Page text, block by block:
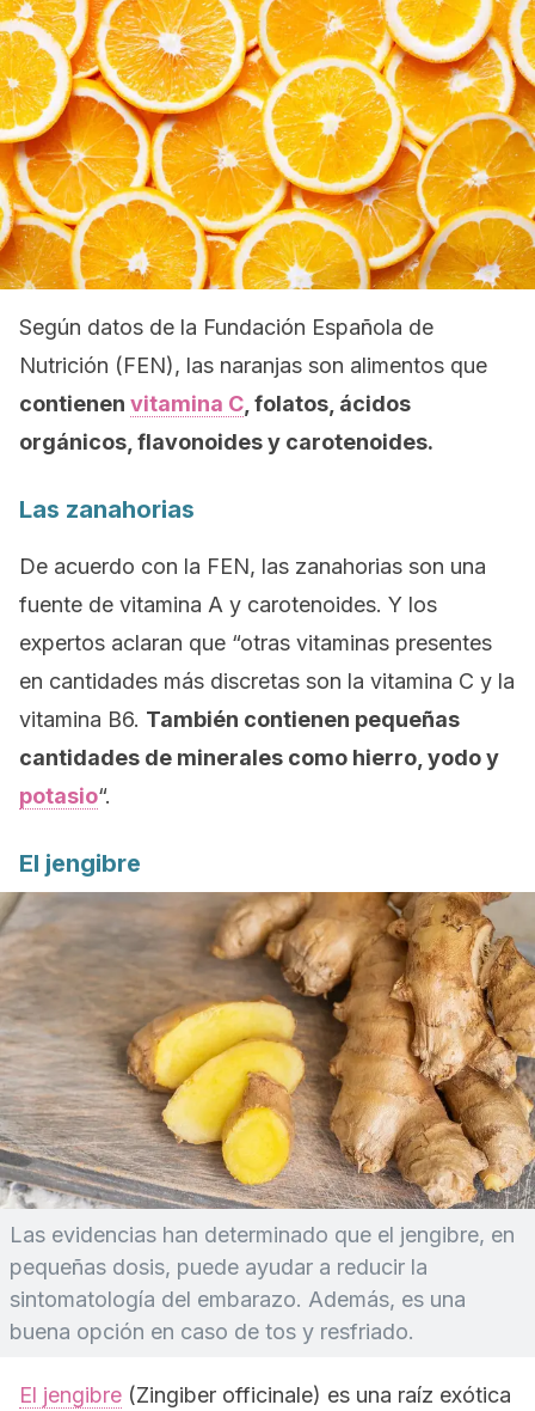
Según datos de la Fundación Española de
Nutrición (FEN), las naranjas son alimentos que
contienen vitamina C , folatos, ácidos
orgánicos, flavonoides y carotenoides.
Las zanahorias
De acuerdo con la FEN, las zanahorias son una
fuente de vitamina A y carotenoides. Y los
expertos aclaran que “otras vitaminas presentes
en cantidades más discretas son la vitamina C y la
vitamina B6. También contienen pequeñas
cantidades de minerales como hierro, yodo y
potasio“.
El jengibre
Las evidencias han determinado que el jengibre, en
pequeñas dosis, puede ayudar a reducir la
sintomatología del embarazo. Además, es una
buena opción en caso de tos y resfriado.
El jengibre (Zingiber officinale) es una raíz exótica